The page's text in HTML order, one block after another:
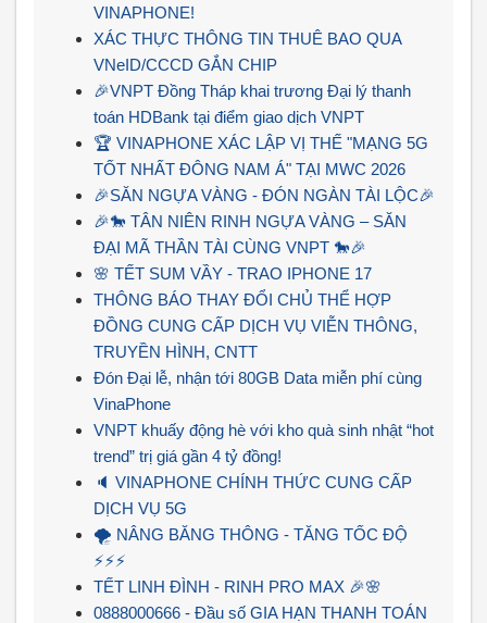
VINAPHONE!
XÁC THỰC THÔNG TIN THUÊ BAO QUA
VNeID/CCCD GẮN CHIP
🎉VNPT Đồng Tháp khai trương Đại lý thanh
toán HDBank tại điểm giao dịch VNPT
🏆 VINAPHONE XÁC LẬP VỊ THẾ "MẠNG 5G
TỐT NHẤT ĐÔNG NAM Á" TẠI MWC 2026
🎉SĂN NGỰA VÀNG - ĐÓN NGÀN TÀI LỘC🎉
🎉🐎 TÂN NIÊN RINH NGỰA VÀNG – SĂN
ĐẠI MÃ THẦN TÀI CÙNG VNPT 🐎🎉
🌸 TẾT SUM VẦY - TRAO IPHONE 17
THÔNG BÁO THAY ĐỔI CHỦ THỂ HỢP
ĐỒNG CUNG CẤP DỊCH VỤ VIỄN THÔNG,
TRUYỀN HÌNH, CNTT
Đón Đại lễ, nhận tới 80GB Data miễn phí cùng
VinaPhone
VNPT khuấy động hè với kho quà sinh nhật “hot
trend” trị giá gần 4 tỷ đồng!
🔈 VINAPHONE CHÍNH THỨC CUNG CẤP
DỊCH VỤ 5G
🌪 NÂNG BĂNG THÔNG - TĂNG TỐC ĐỘ
⚡⚡⚡
TẾT LINH ĐÌNH - RINH PRO MAX ️🎉🌸
0888000666 - Đầu số GIA HẠN THANH TOÁN